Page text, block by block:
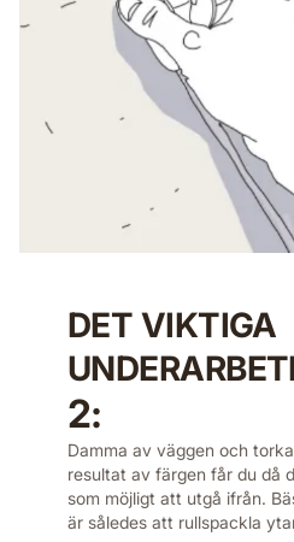
DET VIKTIGA
2:
Damma av väggen och
resultat av färgen får du då
som möjligt att utgå ifrån.
är således att rullspackla